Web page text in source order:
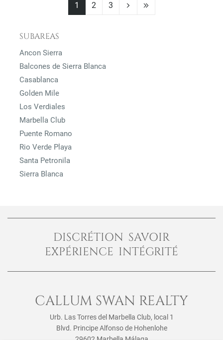
1 2 3
SUBAREAS
Ancon Sierra
Balcones de Sierra Blanca
Casablanca
Golden Mile
Los Verdiales
Marbella Club
Puente Romano
Rio Verde Playa
Santa Petronila
Sierra Blanca
DISCRÉTION SAVOIR
EXPÉRIENCE INTÉGRITÉ
CALLUM SWAN REALTY
Urb. Las Torres del Marbella Club, local 1
Blvd. Principe Alfonso de Hohenlohe